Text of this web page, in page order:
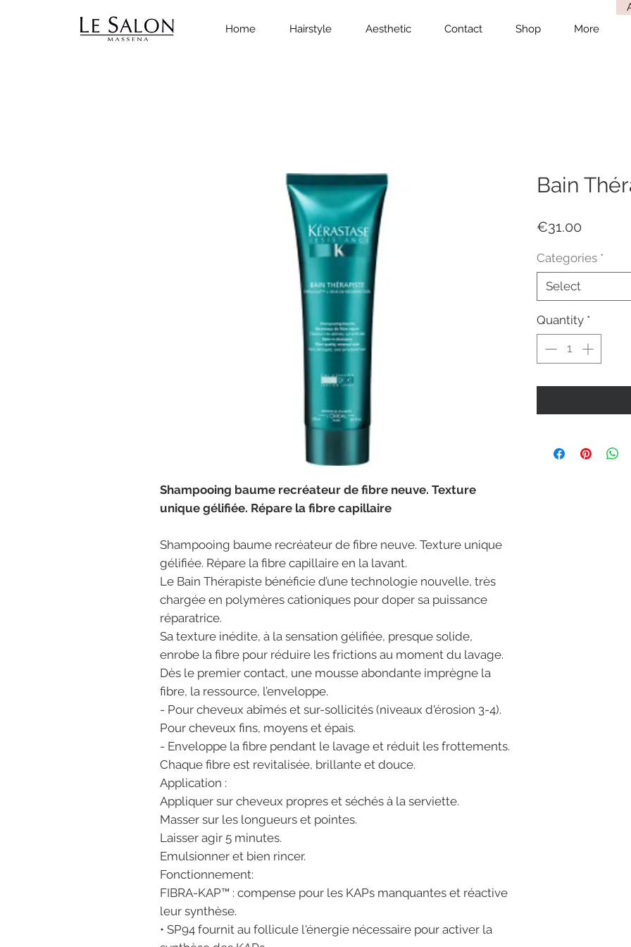
Home
Hairstyle Aesthetic Contact Shop More
Shampooing baume recréateur de fibre neuve. Texture
unique gélifiée. Répare la fibre capillaire
Shampooing baume recréateur de fibre neuve. Texture unique
gélifiée. Répare la fibre capillaire en la lavant.
Le Bain Thérapiste bénéficie d’une technologie nouvelle, très
chargée en polymères cationiques pour doper sa puissance
réparatrice.
Sa texture inédite, à la sensation gélifiée, presque solide,
enrobe la fibre pour réduire les frictions au moment du lavage.
Dès le premier contact, une mousse abondante imprègne la
fibre, la ressource, l’enveloppe.
- Pour cheveux abîmés et sur-sollicités (niveaux d'érosion 3-4).
Pour cheveux fins, moyens et épais.
- Enveloppe la fibre pendant le lavage et réduit les frottements.
Chaque fibre est revitalisée, brillante et douce.
Application :
Appliquer sur cheveux propres et séchés à la serviette.
Masser sur les longueurs et pointes.
Laisser agir 5 minutes.
Emulsionner et bien rincer.
Fonctionnement:
FIBRA-KAP™ : compense pour les KAPs manquantes et réactive
leur synthèse.
• SP94 fournit au follicule l'énergie nécessaire pour activer la
Bain
€31.00
Categories *
Select
Quantity *